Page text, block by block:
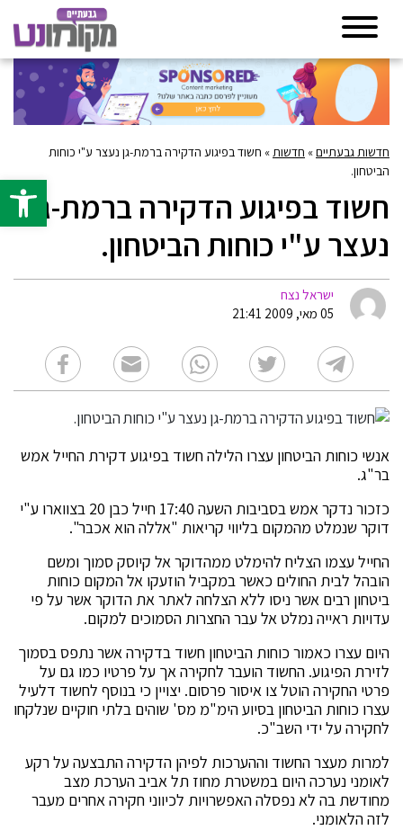
פתח
חדשות גבעתיים» חדשות » חשוד בפיגוע הדקירה ברמת-גן נעצר ע"י כוחות
הביטחון.
חשוד בפיגוע הדקירה ברמת-גן
נעצר ע"י כוחות הביטחון.
ישראל נצח
05 מאי, 2009 21:41
אנשי כוחות הביטחון עצרו הלילה חשוד בפיגוע דקירת החייל אמש
בר"ג.
כזכור נדקר אמש בסביבות השעה 17:40 חייל כבן 20 בצווארו ע"י
דוקר שנמלט מהמקום בליווי קריאות "אללה הוא אכבר".
החייל עצמו הצליח להימלט ממהדוקר אל קיוסק סמוך ומשם
הובהל לבית החולים כאשר במקביל הוזעקו אל המקום כוחות
ביטחון רבים אשר ניסו ללא הצלחה לאתר את הדוקר אשר על פי
עדויות ראייה נמלט אל עבר החצרות הסמוכים למקום.
היום עצרו כאמור כוחות הביטחון חשוד בדקירה אשר נתפס בסמוך
לזירת הפיגוע. החשוד הועבר לחקירה אך על פרטיו כמו גם על
פרטי החקירה הוטל צו איסור פרסום. יצויין כי בנוסף לחשוד דלעיל
עצרו כוחות הביטחון בסיוע הימ"מ מס' שוהים בלתי חוקיים שנלקחו
לחקירה על ידי השב"כ.
למרות מעצר החשוד וההערכות לפיהן הדקירה התבצעה על רקע
לאומני נערכה היום במשטרת מחוז תל אביב הערכת מצב
מחודשת בה לא נפסלה האפשרויות לכיווני חקירה אחרים מעבר
לזה הלאומני.